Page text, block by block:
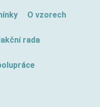
O vzorech
rada